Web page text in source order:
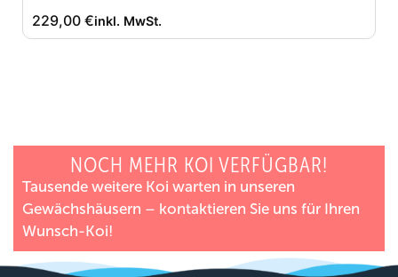
229,00 €inkl. MwSt.
NOCH MEHR KOI VERFÜGBAR!
Tausende weitere Koi warten in unseren
Gewächshäusern – kontaktieren Sie uns für Ihren
Wunsch-Koi!